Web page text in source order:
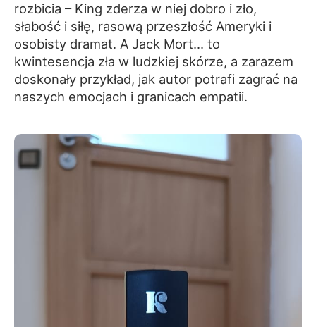
rozbicia – King zderza w niej dobro i zło,
słabość i siłę, rasową przeszłość Ameryki i
osobisty dramat. A Jack Mort... to
kwintesencja zła w ludzkiej skórze, a zarazem
doskonały przykład, jak autor potrafi zagrać na
naszych emocjach i granicach empatii.